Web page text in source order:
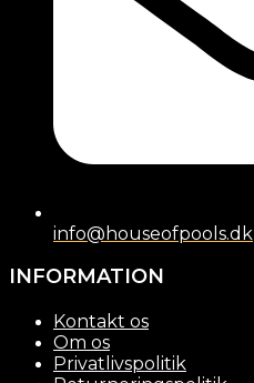
info@houseofpools.dk
INFORMATION
Kontakt os
Om os
Privatlivspolitik